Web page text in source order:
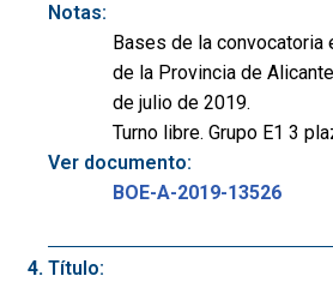
Notas:
Bases de la convocatoria
de la Provincia de
de julio de 2019.
Turno libre. Grupo E1 3
Ver documento:
BOE-A-2019-13526
Título: